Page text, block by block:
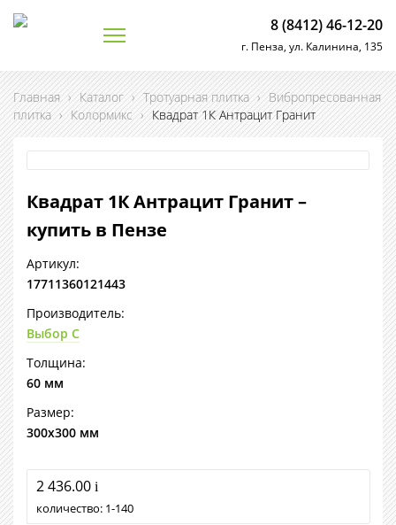
8 (8412) 46-12-20
г. Пенза, ул. Калинина, 135
Главная › Каталог › Тротуарная плитка › Вибропресованная
плитка › Колормикс › Квадрат 1К Антрацит Гранит
Квадрат 1К Антрацит Гранит –
купить в Пензе
Артикул:
17711360121443
Производитель:
Выбор С
Толщина:
60 мм
Размер:
300х300 мм
2 436.00 i
количество: 1 140